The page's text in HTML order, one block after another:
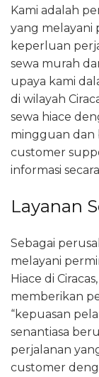
Kami adalah
yang
keperluan
sewa murah
upaya kami
di wilayah
sewa hiace
mingguan dan
customer
informasi
Layanan
Sebagai
melayani
Hiace di
memberikan
“kepuasan
senantiasa
perjalanan
customer